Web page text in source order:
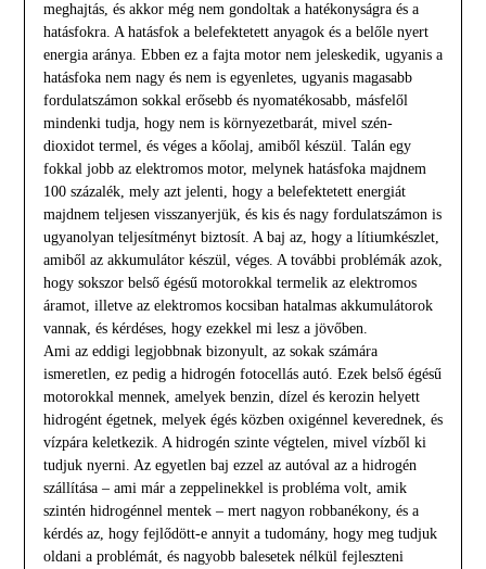
meghajtás, és akkor még nem gondoltak a hatékonyságra és a
hatásfokra. A hatásfok a belefektetett anyagok és a belőle nyert
energia aránya. Ebben ez a fajta motor nem jeleskedik, ugyanis a
hatásfoka nem nagy és nem is egyenletes, ugyanis magasabb
fordulatszámon sokkal erősebb és nyomatékosabb, másfelől
mindenki tudja, hogy nem is környezetbarát, mivel szén-
dioxidot termel, és véges a kőolaj, amiből készül. Talán egy
fokkal jobb az elektromos motor, melynek hatásfoka majdnem
100 százalék, mely azt jelenti, hogy a belefektetett energiát
majdnem teljesen visszanyerjük, és kis és nagy fordulatszámon is
ugyanolyan teljesítményt biztosít. A baj az, hogy a lítiumkészlet,
amiből az akkumulátor készül, véges. A további problémák azok,
hogy sokszor belső égésű motorokkal termelik az elektromos
áramot, illetve az elektromos kocsiban hatalmas akkumulátorok
vannak, és kérdéses, hogy ezekkel mi lesz a jövőben.
Ami az eddigi legjobbnak bizonyult, az sokak számára
ismeretlen, ez pedig a hidrogén fotocellás autó. Ezek belső égésű
motorokkal mennek, amelyek benzin, dízel és kerozin helyett
hidrogént égetnek, melyek égés közben oxigénnel keverednek, és
vízpára keletkezik. A hidrogén szinte végtelen, mivel vízből ki
tudjuk nyerni. Az egyetlen baj ezzel az autóval az a hidrogén
szállítása – ami már a zeppelinekkel is probléma volt, amik
szintén hidrogénnel mentek – mert nagyon robbanékony, és a
kérdés az, hogy fejlődött-e annyit a tudomány, hogy meg tudjuk
oldani a problémát, és nagyobb balesetek nélkül fejleszteni